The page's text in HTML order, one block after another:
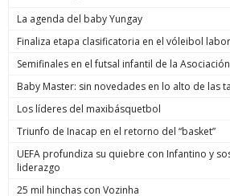
La agenda del baby Yungay
Finaliza etapa clasificatoria en el vóleibol
Semifinales en el futsal infantil de la Asociación
Baby Master: sin novedades en lo alto de las
Los líderes del maxibásquetbol
Triunfo de Inacap en el retorno del “basket”
UEFA profundiza su quiebre con Infantino y
liderazgo
25 mil hinchas con Vozinha